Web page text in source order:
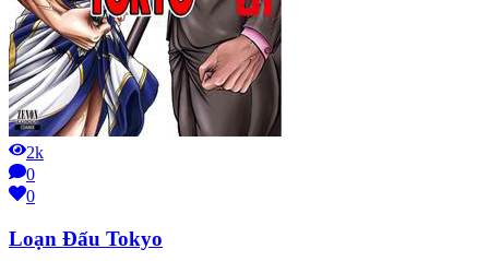
2k
0
0
Loạn Đấu Tokyo